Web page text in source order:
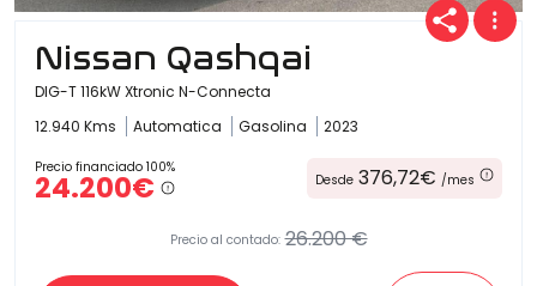
Nissan Qashqai
DIG-T 116kW Xtronic N-Connecta
12.940 Kms
Automatica Gasolina 2023
Precio financiado 100%
24.200€ Desde 376,72€ /mes
Precio al contado: 26.200 €